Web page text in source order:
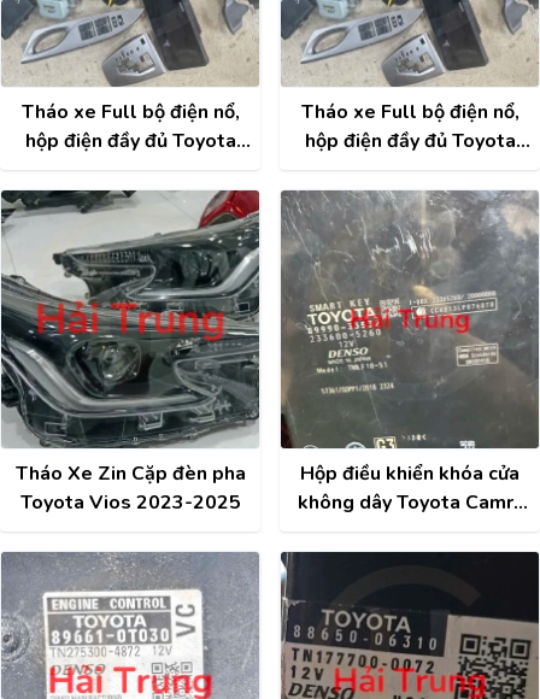
Tháo xe Full bộ điện nổ,
hộp điện đầy đủ Toyota
Tháo xe Full bộ điện nổ,
hộp điện đầy đủ Toyota
Tháo Xe Zin Cặp đèn pha
Toyota Vios 2023-2025
Hộp điều khiển khóa cửa
không dây Toyota Camry
33532